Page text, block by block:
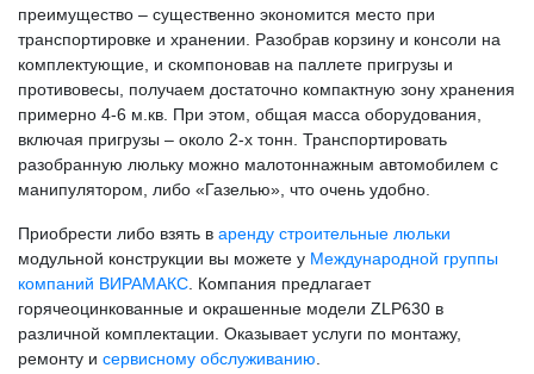
преимущество – существенно экономится место при
транспортировке и хранении. Разобрав корзину и консоли на
комплектующие, и скомпоновав на паллете пригрузы и
противовесы, получаем достаточно компактную зону хранения
примерно 4-6 м.кв. При этом, общая масса оборудования,
включая пригрузы – около 2-х тонн. Транспортировать
разобранную люльку можно малотоннажным автомобилем с
манипулятором, либо «Газелью», что очень удобно.
Приобрести либо взять в аренду строительные люльки
модульной конструкции вы можете у Международной группы
компаний ВИРАМАКС . Компания предлагает
горячеоцинкованные и окрашенные модели ZLP630 в
различной комплектации. Оказывает услуги по монтажу,
ремонту и сервисному обслуживанию